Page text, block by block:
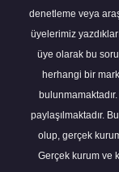
denetleme veya
üyelerimiz
üye olarak bu
herhangi bir
paylaşılmaktadır.
olup, gerçek
Gerçek kurum ve